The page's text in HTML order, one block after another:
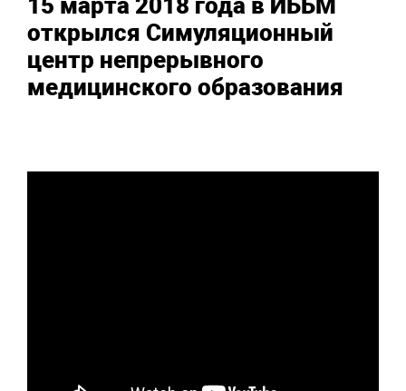
открылся Симуляционный
центр непрерывного
медицинского образования